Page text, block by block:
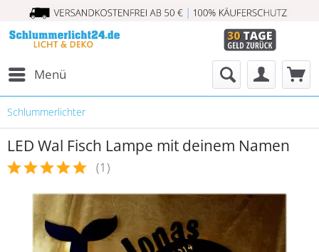
Menü
Schlummerlichter
LED Wal Fisch Lampe mit deinem Namen
(1)